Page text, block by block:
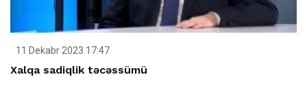
11 Dekabr 2023 17:47
Xalqa sadiqlik təcəssümü